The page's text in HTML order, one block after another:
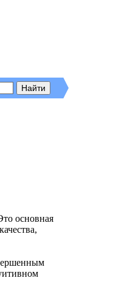
основная